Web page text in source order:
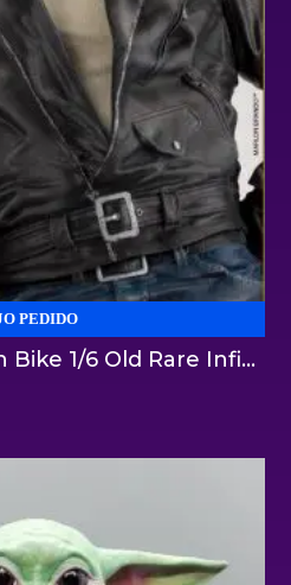
PEDIDO
Marlon Brando with Bike 1/6 Old Rare Infinite Statue